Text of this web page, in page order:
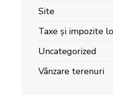
Site
Taxe și impozite
Uncategorized
Vânzare terenuri